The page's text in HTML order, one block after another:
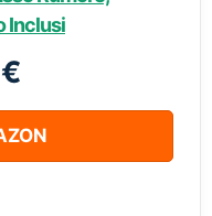
Inclusi